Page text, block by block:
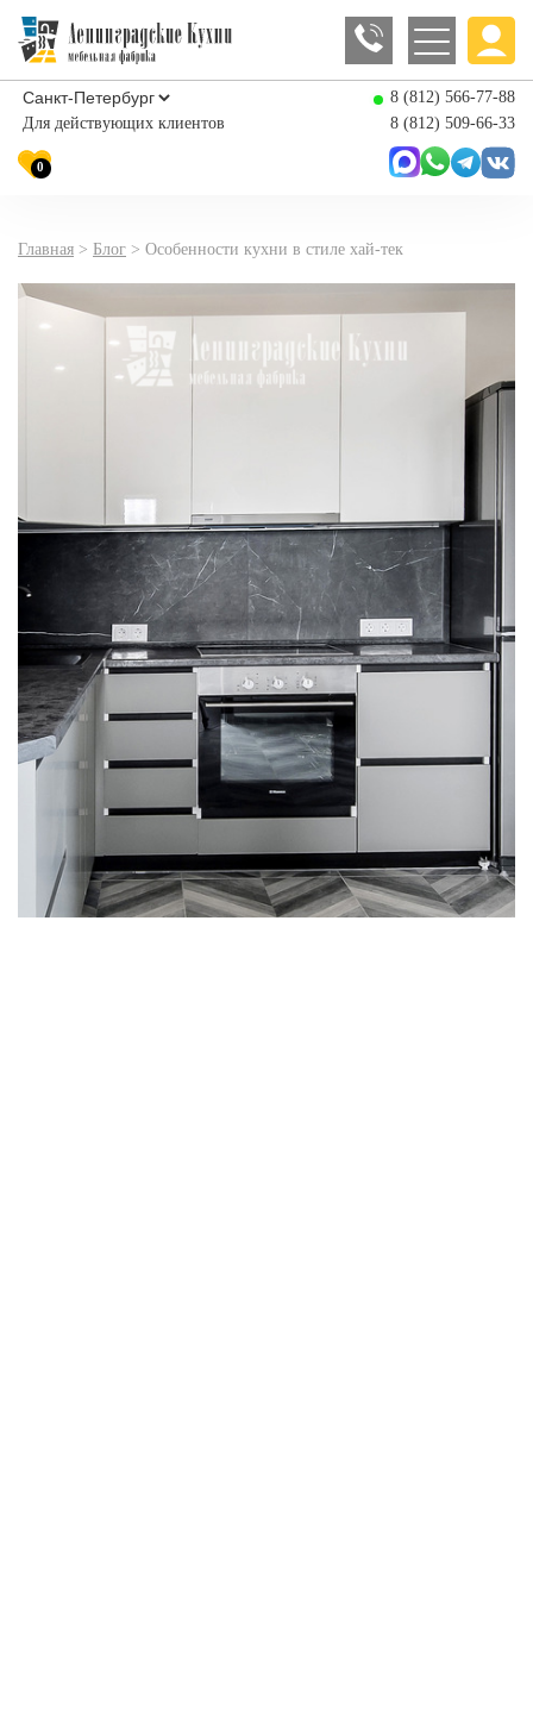
8 (812) 566-77-88
Для действующих клиентов
8 (812) 509-66-33
0
Главная > Блог > Особенности кухни в стиле хай-тек